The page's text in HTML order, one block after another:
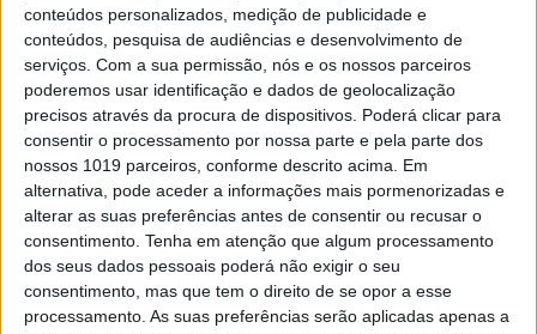
conteúdos personalizados, medição de publicidade e
conteúdos, pesquisa de audiências e desenvolvimento de
serviços. Com a sua permissão, nós e os nossos parceiros
poderemos usar identificação e dados de geolocalização
precisos através da procura de dispositivos. Poderá clicar para
consentir o processamento por nossa parte e pela parte dos
nossos 1019 parceiros, conforme descrito acima. Em
alternativa, pode aceder a informações mais pormenorizadas e
alterar as suas preferências antes de consentir ou recusar o
consentimento. Tenha em atenção que algum processamento
dos seus dados pessoais poderá não exigir o seu
consentimento, mas que tem o direito de se opor a esse
processamento. As suas preferências serão aplicadas apenas a
POLÍTICA EXCLUSIVO
"Mergulho no tanque de Odemira?
Se fosse antes, sim. Agora, é melhor
não mergulhar em estruturas